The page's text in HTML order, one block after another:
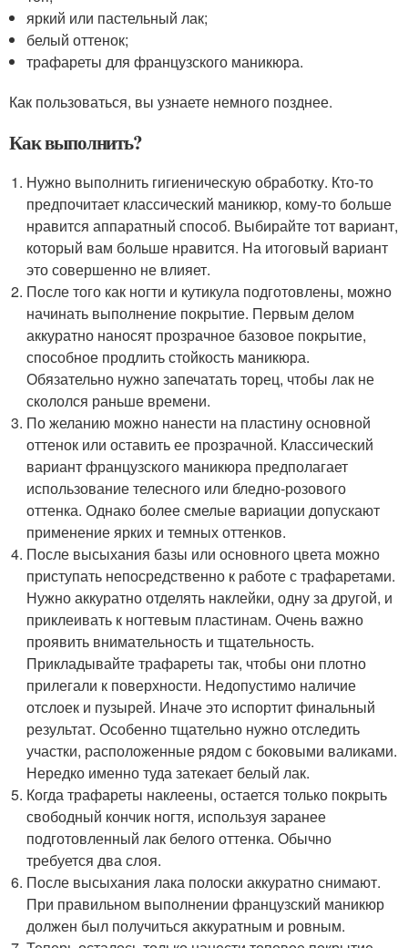
яркий или пастельный лак;
белый оттенок;
трафареты для французского маникюра.
Как пользоваться, вы узнаете немного позднее.
Как выполнить?
Нужно выполнить гигиеническую обработку. Кто-то
предпочитает классический маникюр, кому-то больше
нравится аппаратный способ. Выбирайте тот вариант,
который вам больше нравится. На итоговый вариант
это совершенно не влияет.
После того как ногти и кутикула подготовлены, можно
начинать выполнение покрытие. Первым делом
аккуратно наносят прозрачное базовое покрытие,
способное продлить стойкость маникюра.
Обязательно нужно запечатать торец, чтобы лак не
скололся раньше времени.
По желанию можно нанести на пластину основной
оттенок или оставить ее прозрачной. Классический
вариант французского маникюра предполагает
использование телесного или бледно-розового
оттенка. Однако более смелые вариации допускают
применение ярких и темных оттенков.
После высыхания базы или основного цвета можно
приступать непосредственно к работе с трафаретами.
Нужно аккуратно отделять наклейки, одну за другой, и
приклеивать к ногтевым пластинам. Очень важно
проявить внимательность и тщательность.
Прикладывайте трафареты так, чтобы они плотно
прилегали к поверхности. Недопустимо наличие
отслоек и пузырей. Иначе это испортит финальный
результат. Особенно тщательно нужно отследить
участки, расположенные рядом с боковыми валиками.
Нередко именно туда затекает белый лак.
Когда трафареты наклеены, остается только покрыть
свободный кончик ногтя, используя заранее
подготовленный лак белого оттенка. Обычно
требуется два слоя.
После высыхания лака полоски аккуратно снимают.
При правильном выполнении французский маникюр
должен был получиться аккуратным и ровным.